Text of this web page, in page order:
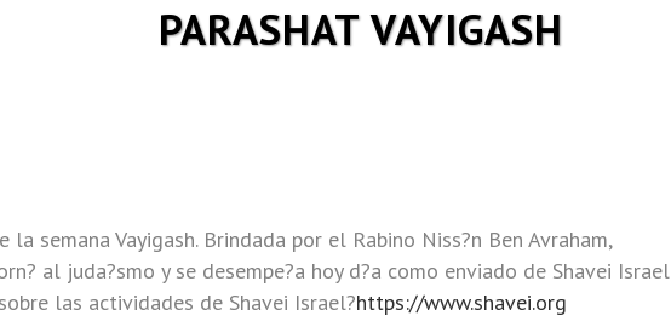
PARASHAT VAYIGASH
la semana Vayigash. Brindada por el Rabino Niss?n Ben Avraham,
al juda?smo y se desempe?a hoy d?a como enviado de Shavei Israel
las actividades de Shavei Israel?https://www.shavei.org